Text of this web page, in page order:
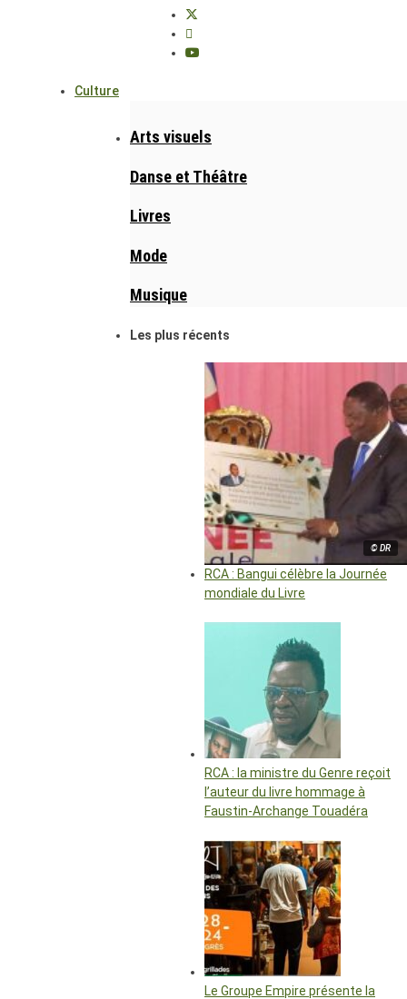
Culture
Arts visuels
Danse et Théâtre
Livres
Mode
Musique
Les plus récents
© DR
RCA : Bangui célèbre la Journée
mondiale du Livre
RCA : la ministre du Genre reçoit
l’auteur du livre hommage à
Faustin-Archange Touadéra
Le Groupe Empire présente la